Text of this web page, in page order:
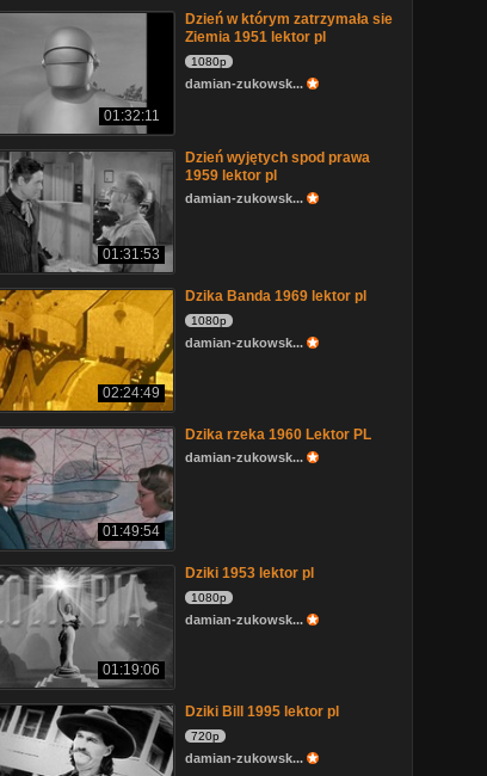
01:32:11
Dzień w którym zatrzymała sie
Ziemia 1951 lektor pl
1080p
damian-zukowsk...
01:31:53
Dzień wyjętych spod prawa
1959 lektor pl
damian-zukowsk...
02:24:49
Dzika Banda 1969 lektor pl
1080p
damian-zukowsk...
01:49:54
Dzika rzeka 1960 Lektor PL
damian-zukowsk...
01:19:06
Dziki 1953 lektor pl
1080p
damian-zukowsk...
Dziki Bill 1995 lektor pl
720p
damian-zukowsk...